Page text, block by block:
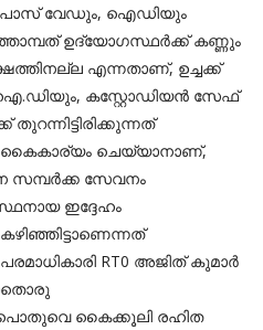
പാസ് വേഡും, ഐഡിയും
ഉദ്യോഗസ്ഥർക്ക് കണ്ണും
എന്നതാണ്, ഉച്ചക്ക്
കസ്റ്റോഡിയൻ സേഫ്
കൈകാര്യം ചെയ്യാനാണ്,
സമ്പർക്ക സേവനം
ഇദ്ദേഹം
RT0 അജിത് കുമാർ
കൈക്കൂലി രഹിത